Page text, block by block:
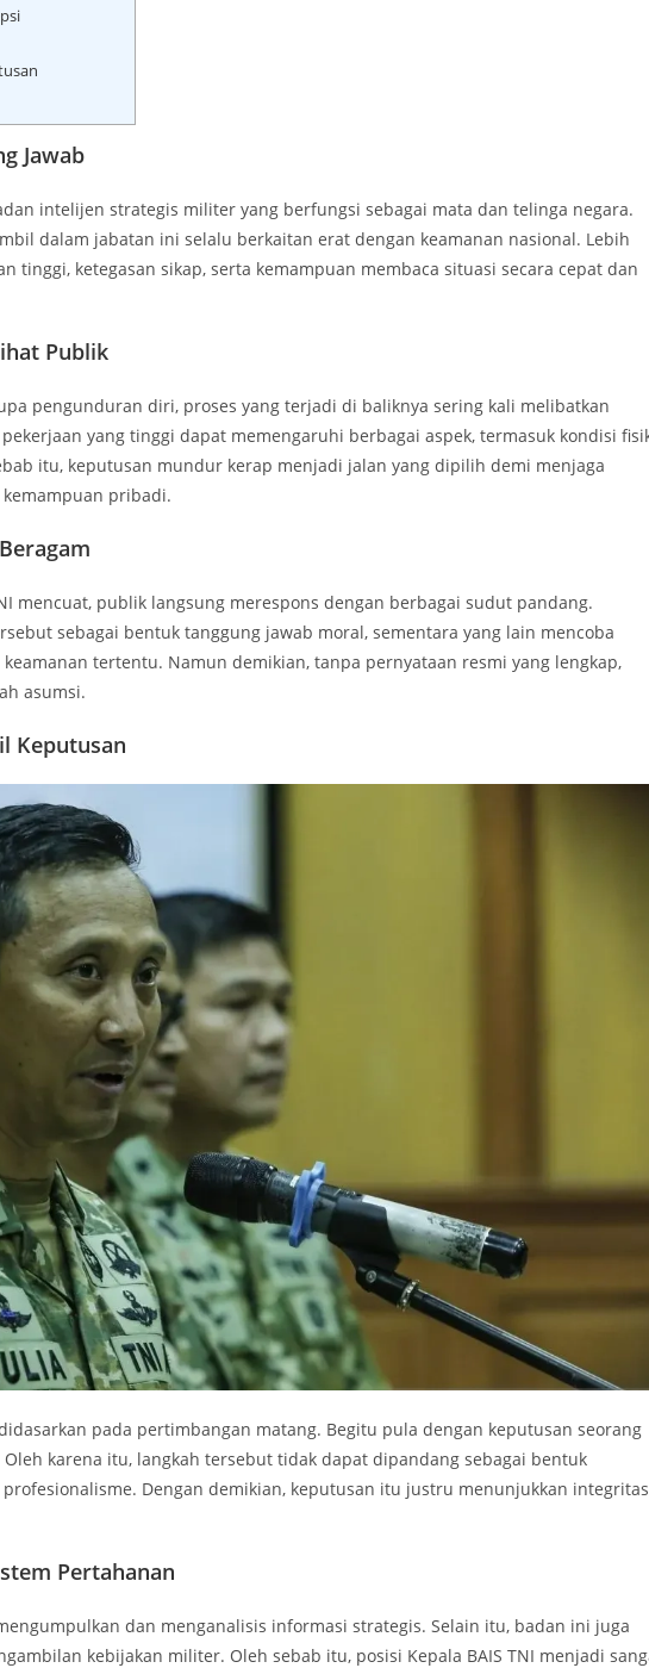
Jawab
intelijen strategis militer yang berfungsi sebagai mata dan telinga negara.
dalam jabatan ini selalu berkaitan erat dengan keamanan nasional. Lebih
tinggi, ketegasan sikap, serta kemampuan membaca situasi secara cepat dan
Publik
pengunduran diri, proses yang terjadi di baliknya sering kali melibatkan
yang tinggi dapat memengaruhi berbagai aspek, termasuk kondisi
itu, keputusan mundur kerap menjadi jalan yang dipilih demi menjaga
pribadi.
mencuat, publik langsung merespons dengan berbagai sudut pandang.
sebagai bentuk tanggung jawab moral, sementara yang lain mencoba
tertentu. Namun demikian, tanpa pernyataan resmi yang lengkap,
asumsi.
Keputusan
pada pertimbangan matang. Begitu pula dengan keputusan seorang
karena itu, langkah tersebut tidak dapat dipandang sebagai bentuk
Dengan demikian, keputusan itu justru menunjukkan integritas
Pertahanan
dan menganalisis informasi strategis. Selain itu, badan ini juga
kebijakan militer. Oleh sebab itu, posisi Kepala BAIS TNI menjadi